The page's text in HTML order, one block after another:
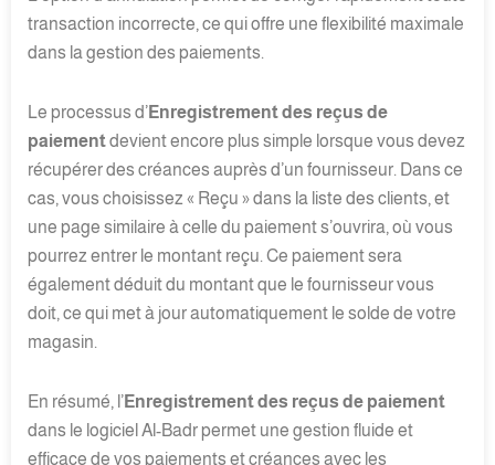
transaction incorrecte, ce qui offre une flexibilité maximale
dans la gestion des paiements.
Le processus d’Enregistrement des reçus de
paiementdevient encore plus simple lorsque vous devez
récupérer des créances auprès d’un fournisseur. Dans ce
cas, vous choisissez « Reçu » dans la liste des clients, et
une page similaire à celle du paiement s’ouvrira, où vous
pourrez entrer le montant reçu. Ce paiement sera
également déduit du montant que le fournisseur vous
doit, ce qui met à jour automatiquement le solde de votre
magasin.
En résumé, l’Enregistrement des reçus de paiement
dans le logiciel Al-Badr permet une gestion fluide et
efficace de vos paiements et créances avec les